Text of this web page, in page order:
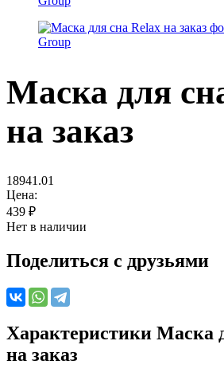
Маска для
на заказ
18941.01
Цена:
439 ₽
Нет в наличии
Поделиться с друзьями
Характеристики Маска
на заказ